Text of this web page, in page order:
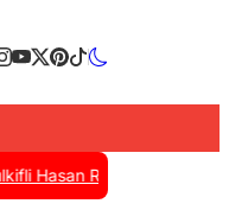
Hasan Resmi Tutup Apkasi